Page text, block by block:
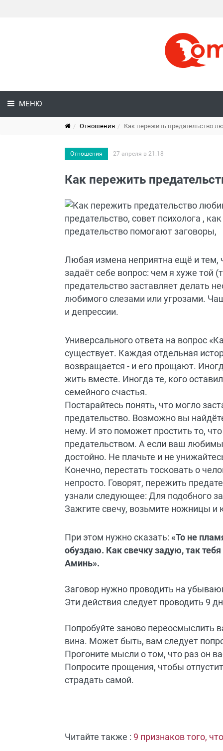
МЕНЮ
Отношения Как пережить предательство
Отношения 27 апреля в 21:18
Как пережить
Любая измена неприятна ещё и
задаёт себе вопрос: чем я хуже той
предательство заставляет делать
любимого слезами или угрозами.
и депрессии.
Универсального ответа на вопрос
существует. Каждая отдельная
возвращается - и его прощают.
жить вместе. Иногда те, кого
семейного счастья.
Постарайтесь понять, что могло
предательство. Возможно вы
нему. И это поможет простить то,
предательством. А если ваш
достойно. Не плачьте и не
Конечно, перестать тосковать о
непросто. Говорят, пережить
узнали следующее: Для подобного
Зажгите свечу, возьмите ножницы и
При этом нужно сказать: «То не
обуздаю. Как свечку задую, так
Аминь».
Заговор нужно проводить на
Эти действия следует проводить 9
Попробуйте заново переосмыслить
вина. Может быть, вам следует
Прогоните мысли о том, что раз он
Попросите прощения, чтобы
страдать самой.
Читайте также : 9 признаков того,